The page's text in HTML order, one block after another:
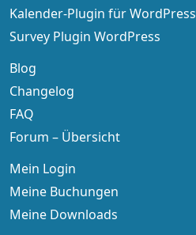
Kalender-Plugin für WordPress
Survey Plugin WordPress
Blog
Changelog
FAQ
Forum – Übersicht
Mein Login
Meine Buchungen
Meine Downloads